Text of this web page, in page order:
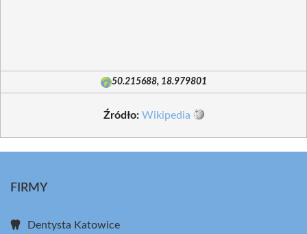
50.215688, 18.979801
Źródło: Wikipedia
FIRMY
Dentysta Katowice